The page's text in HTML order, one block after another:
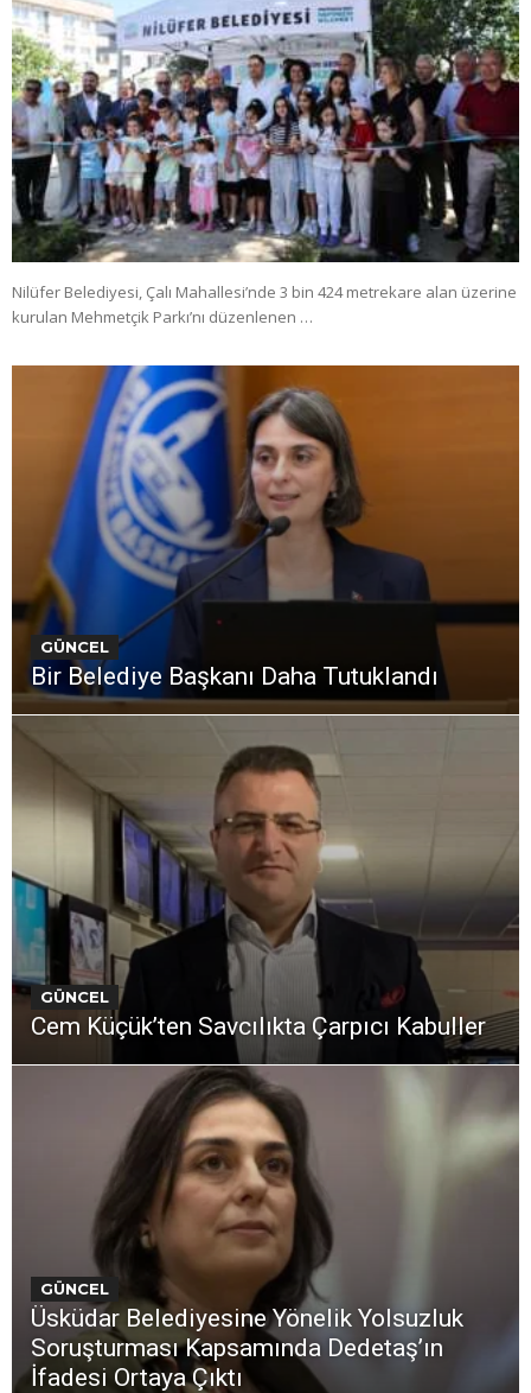
Nilüfer Belediyesi, Çalı Mahallesi’nde 3 bin 424 metrekare alan üzerine
kurulan Mehmetçik Parkı’nı düzenlenen …
GÜNCEL
Bir Belediye Başkanı Daha Tutuklandı
GÜNCEL
Cem Küçük’ten Savcılıkta Çarpıcı Kabuller
GÜNCEL
Üsküdar Belediyesine Yönelik Yolsuzluk
Soruşturması Kapsamında Dedetaş’ın
İfadesi Ortaya Çıktı